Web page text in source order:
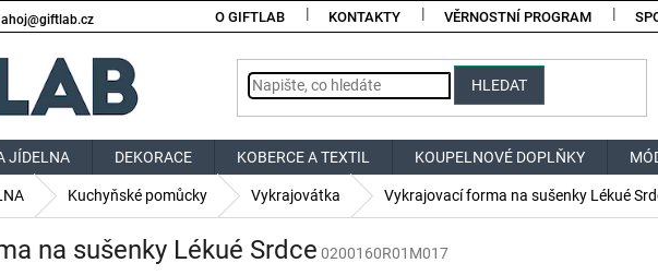
ahoj@giftlab.cz O GIFTLAB KONTAKTY VĚRNOSTNÍ PROGRAM
HLEDAT
JÍDELNA DEKORACE KOBERCE A TEXTIL KOUPELNOVÉ DOPLŇKY
Kuchyňské pomůcky Vykrajovátka Vykrajovací forma na sušenky Lékué
na sušenky Lékué Srdce 0200160R01M017